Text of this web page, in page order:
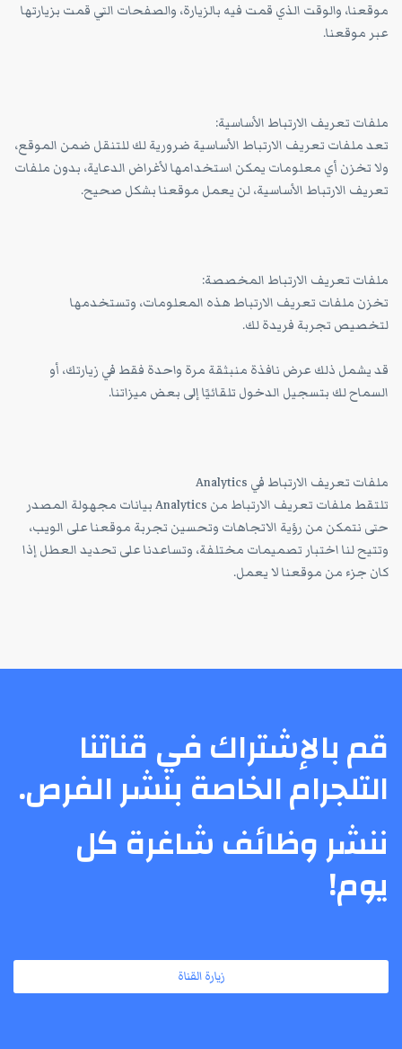
موقعنا، والوقت الذي قمت فيه بالزيارة، والصفحات التي قمت بزيارتها
عبر موقعنا.
ملفات تعريف الارتباط الأساسية:
تعد ملفات تعريف الارتباط الأساسية ضرورية لك للتنقل ضمن الموقع،
ولا تخزن أي معلومات يمكن استخدامها لأغراض الدعاية، بدون ملفات
تعريف الارتباط الأساسية، لن يعمل موقعنا بشكل صحيح.
ملفات تعريف الارتباط المخصصة:
تخزن ملفات تعريف الارتباط هذه المعلومات، وتستخدمها
لتخصيص تجربة فريدة لك.
قد يشمل ذلك عرض نافذة منبثقة مرة واحدة فقط في زيارتك، أو
السماح لك بتسجيل الدخول تلقائيًا إلى بعض ميزاتنا.
ملفات تعريف الارتباط في Analytics
تلتقط ملفات تعريف الارتباط من Analytics بيانات مجهولة المصدر
حتى نتمكن من رؤية الاتجاهات وتحسين تجربة موقعنا على الويب،
وتتيح لنا اختبار تصميمات مختلفة، وتساعدنا على تحديد العطل إذا
كان جزء من موقعنا لا يعمل.
قم بالإشتراك في قناتنا
التلجرام الخاصة بنشر الفرص.
ننشر وظائف شاغرة كل
يوم!
زيارة القناة